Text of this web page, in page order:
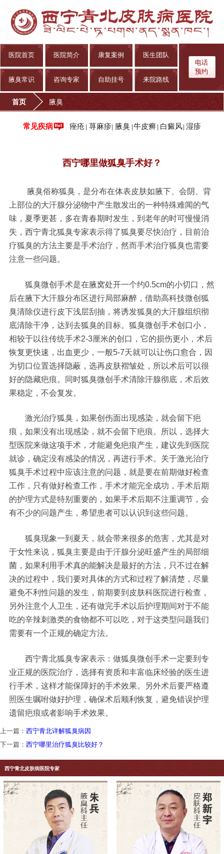
医院首页 医院简介 康复案例 医生团队
腋臭常识 咨询专家 自助挂号 来院路线
电话
预约
首页 腋臭
常见疾病 痤疮 荨麻疹 腋臭 牛皮癣 白癜风 湿疹
西宁哪里做狐臭手术好？
腋臭俗称狐臭，是分布在体表皮肤如腋下、会阴、背
上部位的大汗腺分泌物中产生散发出的一种特殊难闻的气
味，夏季更甚，多在青春期时发生，到老年的时可慢慢消
失，西宁青北狐臭专家表示得了狐臭要尽快治疗，目前治
疗狐臭的方法主要是手术治疗，然而手术治疗狐臭也需要
注意一些问题。
狐臭微创手术是在腋窝处开一个约0.5cm的小切口，然
后在腋下大汗腺分布区进行局部麻醉，借助高科技微创狐
臭清除仪进行皮下浅层刮抽，将诱发狐臭的大汗腺组织彻
底清除干净，达到去狐臭的目标。狐臭微创手术创口小，
相较于以往传统手术2-3厘米的创口，它的损伤更小，术后
恢复更快速，出血更少，一般5-7天就可以让伤口愈合，因
为切口位置选择隐蔽，选再皮肤褶皱处，所以术后可以很
好的隐藏疤痕。同时狐臭微创手术清除汗腺彻底，术后效
果稳定，不会复发。
激光治疗狐臭，如果创伤面出现感染，就会留下疤
痕，如果没有出现感染，就不会留下疤痕。所以，选择大
型医院来做这项手术，才能避免疤痕产生，建议先到医院
就诊，确定没有感染的情况，再进行手术。关于激光治疗
狐臭手术过程中应该注意的问题，就是要在前期做好检查
工作，只有做好检查工作，手术才能完全成功，手术后期
的护理方式是特别重要的，如果手术后期不注重调节，会
有不少的问题产生，希望患者可以认识到这些问题。
狐臭现象一到夏天，就会带来很多的危害，尤其是对
于女性来说，狐臭主要是由于汗腺分泌旺盛产生的局部细
菌，如果利用手术真的能解决是最好的方法，只不过在解
决的过程中，我们要对具体的方式和过程了解清楚，尽量
避免不利性问题的发生，前期要到皮肤科医院进行检查，
另外注意个人卫生，还有做完手术以后护理期间对于不能
吃的辛辣刺激类的食物都不可以吃，对于这类型问题我们
需要有一个正规的确定方法。
西宁青北狐臭专家表示：做狐臭微创手术一定要到专
业正规的医院治疗，选择有资质和丰富临床经验的医生进
行手术，这样才能保障好的手术效果。另外术后要严格遵
照医生嘱咐做好护理，确保术后顺利恢复，避免错误护理
遗留疤痕或者影响手术效果。
上一篇： 西宁青北详解狐臭病因
下一篇： 西宁哪里治疗狐臭比较好？
西宁青北皮肤病医院专家